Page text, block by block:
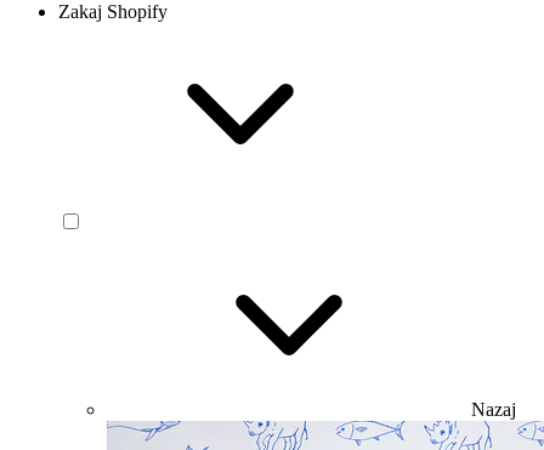
Zakaj Shopify
Nazaj